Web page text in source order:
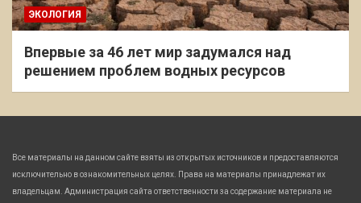
ЭКОЛОГИЯ
Впервые за 46 лет мир задумался над
решением проблем водных ресурсов
Все материалы на данном сайте взяты из открытых источников и предоставляются
исключительно в ознакомительных целях. Права на материалы принадлежат их
владельцам. Администрация сайта ответственности за содержание материала не